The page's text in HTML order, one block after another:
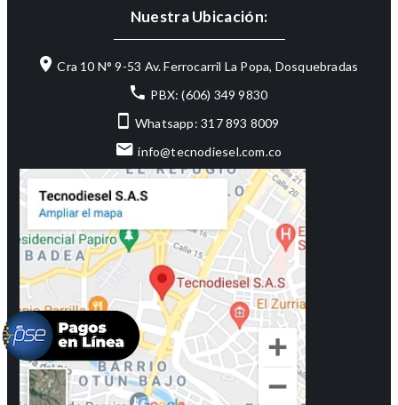
Nuestra Ubicación:
Cra 10 N° 9-53 Av. Ferrocarril La Popa, Dosquebradas
PBX: (606) 349 9830
Whatsapp: 317 893 8009
info@tecnodiesel.com.co